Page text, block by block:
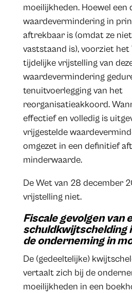
moeilijkheden. Hoewel een
waardevermindering in
aftrekbaar is (omdat ze
vaststaand is), voorziet het
tijdelijke vrijstelling van
waardevermindering
tenuitvoerlegging van het
reorganisatieakkoord.
effectief en volledig is
vrijgestelde
omgezet in een definitief
minderwaarde.
De Wet van 28 december
vrijstelling niet.
Fiscale gevolgen van
schuldkwijtschelding
de onderneming in
De (gedeeltelijke)
vertaalt zich bij de
moeilijkheden in een